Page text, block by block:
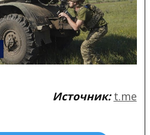
Источник: t.me